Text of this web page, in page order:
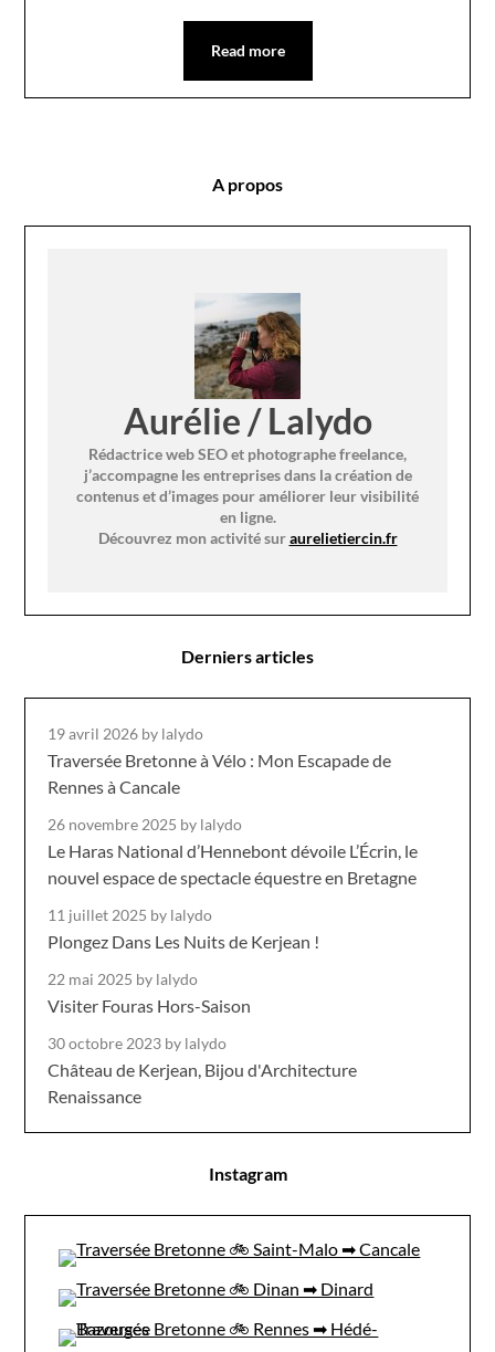
Read more
A propos
Aurélie / Lalydo
Rédactrice web SEO et photographe freelance,
j’accompagne les entreprises dans la création de
contenus et d’images pour améliorer leur visibilité
en ligne.
Découvrez mon activité suraurelietiercin.fr
Derniers articles
19 avril 2026 by lalydo
Traversée Bretonne à Vélo : Mon Escapade de
Rennes à Cancale
26 novembre 2025 by lalydo
Le Haras National d’Hennebont dévoile L’Écrin, le
nouvel espace de spectacle équestre en Bretagne
11 juillet 2025 by lalydo
Plongez Dans Les Nuits de Kerjean !
22 mai 2025 by lalydo
Visiter Fouras Hors-Saison
30 octobre 2023 by lalydo
Château de Kerjean, Bijou d'Architecture
Renaissance
Instagram